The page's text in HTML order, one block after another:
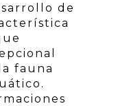
de
fauna